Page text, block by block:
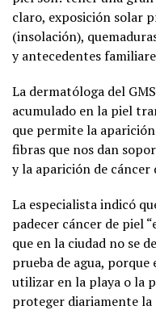
claro, exposición solar
(insolación),
y antecedentes
La dermatóloga del
acumulado en la piel
que permite la
fibras que nos dan
y la aparición de cáncer
La especialista indicó
padecer cáncer de piel
que en la ciudad no se
prueba de agua,
utilizar en la playa o la
proteger diariamente